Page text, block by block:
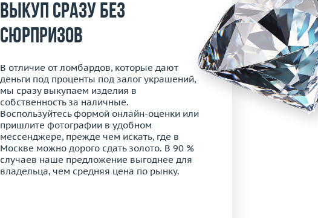
выкуп сразу без
сюрпризов
В отличие от ломбардов, которые дают
деньги под проценты под залог украшений,
мы сразу выкупаем изделия в
собственность за наличные.
Воспользуйтесь формой онлайн-оценки или
пришлите фотографии в удобном
мессенджере, прежде чем искать, где в
Москве можно дорого сдать золото. В 90 %
случаев наше предложение выгоднее для
владельца, чем средняя цена по рынку.